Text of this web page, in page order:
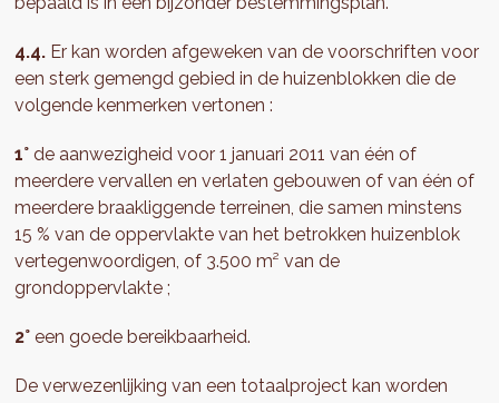
4.4. Er kan worden afgeweken van de voorschriften voor
een sterk gemengd gebied in de huizenblokken die de
volgende kenmerken vertonen :
1°de aanwezigheid voor 1 januari 2011 van één of
meerdere vervallen en verlaten gebouwen of van één of
meerdere braakliggende terreinen, die samen minstens
15 % van de oppervlakte van het betrokken huizenblok
vertegenwoordigen, of 3.500 m² van de
grondoppervlakte ;
2° een goede bereikbaarheid.
De verwezenlijking van een totaalproject kan worden